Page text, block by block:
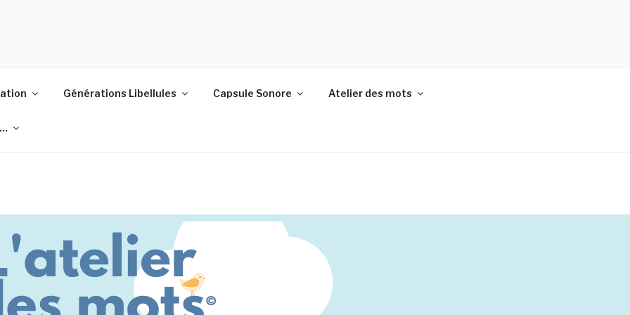
Générations Libellules Capsule Sonore Atelier des mots